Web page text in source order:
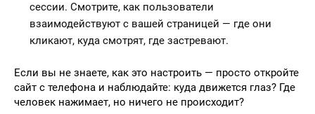
сессии. Смотрите, как пользователи
взаимодействуют с вашей страницей — где они
кликают, куда смотрят, где застревают.
Если вы не знаете, как это настроить — просто откройте
сайт с телефона и наблюдайте: куда движется глаз? Где
человек нажимает, но ничего не происходит?